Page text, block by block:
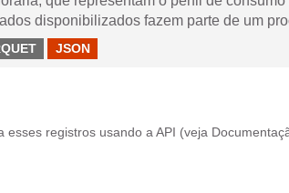
disponibilizados fazem parte de um
JSON
esses registros usando a API (veja